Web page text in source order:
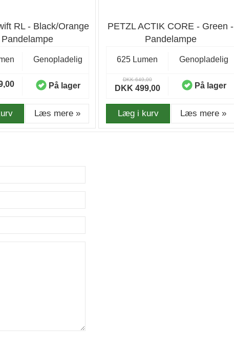
RL - Black/Orange
Genopladelig
På lager
Læs mere »
PETZL ACTIK CORE - Green -
Pandelampe
625 Lumen Genopladelig
DKK 649,00
DKK 499,00 På lager
Læg i kurv Læs mere »